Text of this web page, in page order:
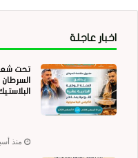
اخبار عاجلة
تحت
منذ